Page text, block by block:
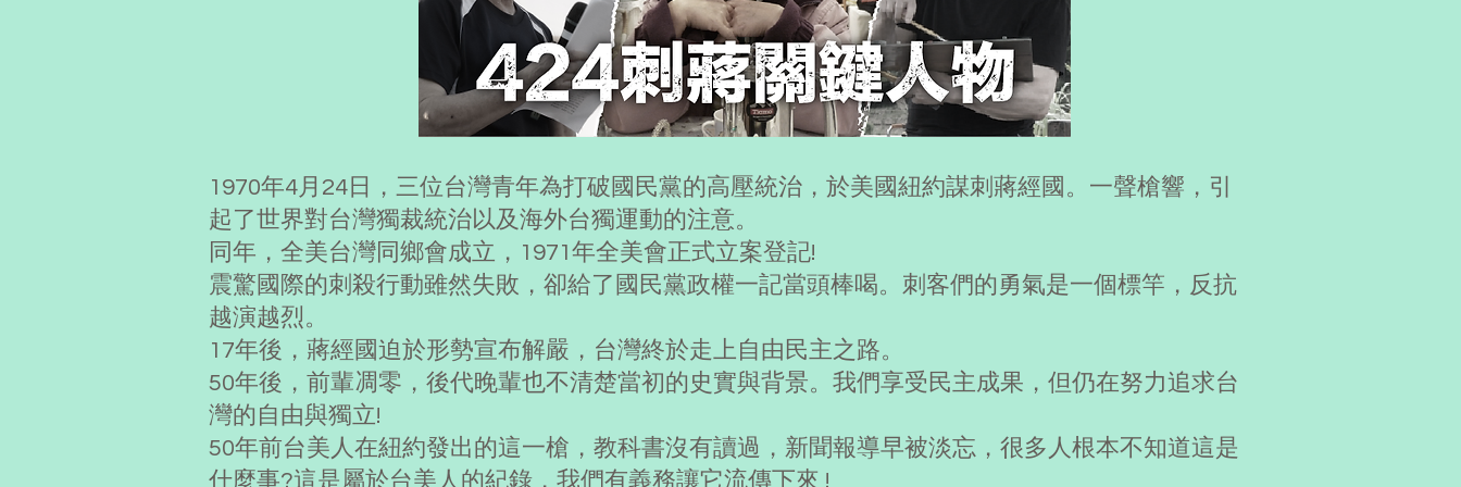
1970年4月24日，三位台灣青年為打破國民黨的高壓統治，於美國紐約謀刺蔣經國。⼀聲槍響，引
起了世界對台灣獨裁統治以及海外台獨運動的注意。
同年，全美台灣同鄉會成立，1971年全美會正式立案登記!
震驚國際的刺殺行動雖然失敗，卻給了國民黨政權一記當頭棒喝。刺客們的勇氣是一個標竿，反抗
越演越烈。
17年後，蔣經國迫於形勢宣布解嚴，台灣終於走上自由民主之路。
50年後，前輩凋零，後代晚輩也不清楚當初的史實與背景。我們享受民主成果，但仍在努力追求台
灣的自由與獨立!
50年前台美人在紐約發出的這一槍，教科書沒有讀過，新聞報導早被淡忘，很多人根本不知道這是
什麼事?這是屬於台美人的紀錄，我們有義務讓它流傳下來 !